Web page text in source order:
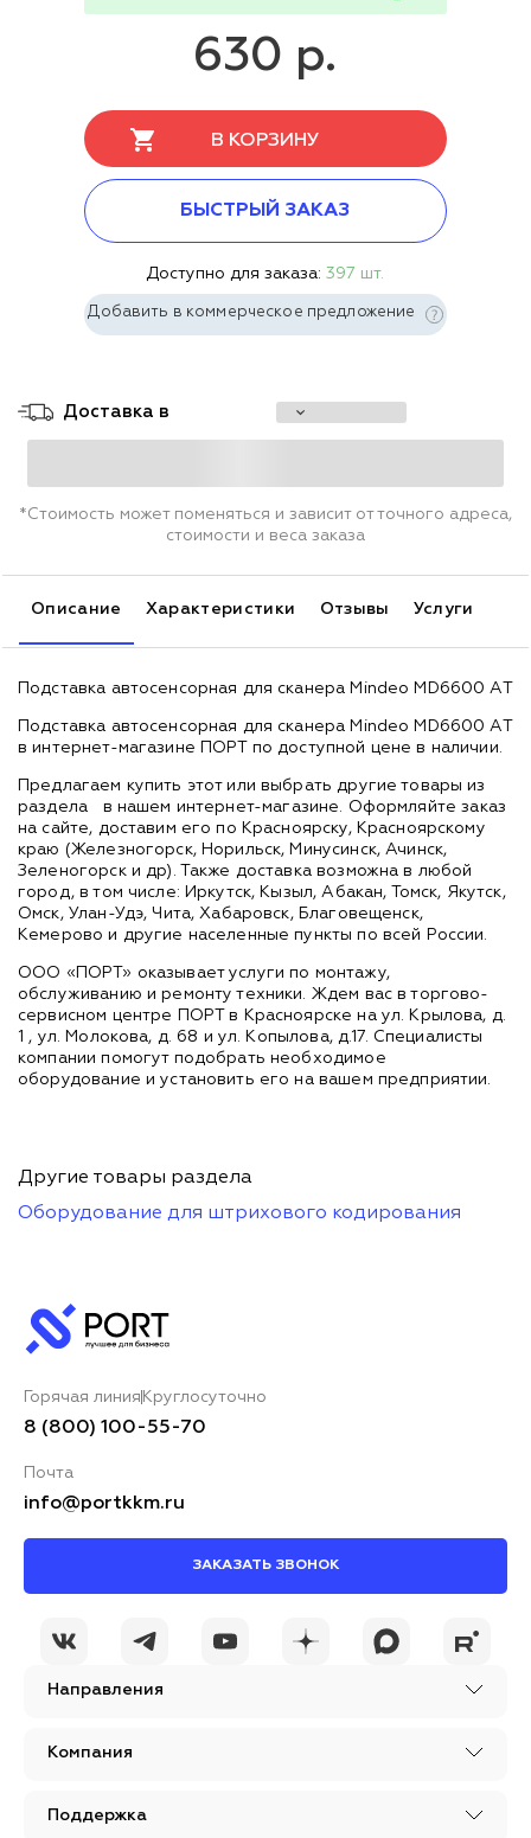
630 р.
В КОРЗИНУ
БЫСТРЫЙ ЗАКАЗ
Доступно для заказа:397 шт.
Добавить в коммерческое предложение
Доставка в
*Стоимость может поменяться и зависит от точного адреса,
стоимости и веса заказа
Описание Характеристики Отзывы Услуги
Подставка автосенсорная для сканера Mindeo MD6600 AT
Подставка автосенсорная для сканера Mindeo MD6600 AT
в интернет-магазине ПОРТ по доступной цене в наличии.
Предлагаем купить этот или выбрать другие товары из
раздела
в нашем интернет-магазине. Оформляйте заказ
на сайте, доставим его по Красноярску, Красноярскому
краю (Железногорск, Норильск, Минусинск, Ачинск,
Зеленогорск и др). Также доставка возможна в любой
город, в том числе: Иркутск, Кызыл, Абакан, Томск, Якутск,
Омск, Улан-Удэ, Чита, Хабаровск, Благовещенск,
Кемерово и другие населенные пункты по всей России.
ООО «ПОРТ» оказывает услуги по монтажу,
обслуживанию и ремонту техники. Ждем вас в торгово-
сервисном центре ПОРТ в Красноярске на ул. Крылова, д.
1 , ул. Молокова, д. 68 и ул. Копылова, д.17. Специалисты
компании помогут подобрать необходимое
оборудование и установить его на вашем предприятии.
Другие товары раздела
Оборудование для штрихового кодирования
Направления
Компания
Поддержка
Горячая линия Круглосуточно
8 (800) 100-55-70
Почта
info@portkkm.ru
ЗАКАЗАТЬ ЗВОНОК